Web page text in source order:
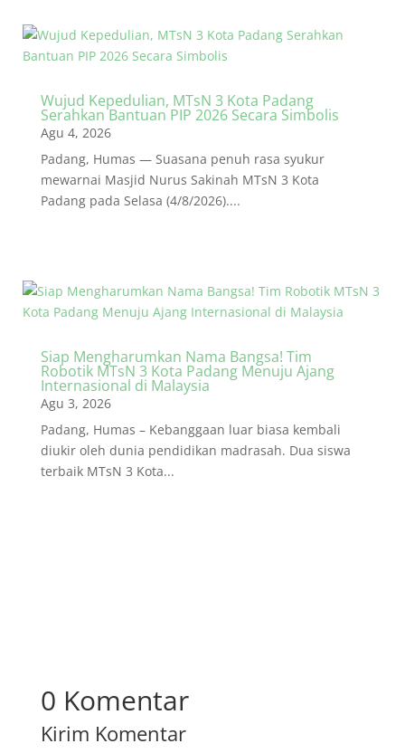
Wujud Kepedulian, MTsN 3 Kota Padang
Serahkan Bantuan PIP 2026 Secara Simbolis
Agu 4, 2026
Padang, Humas — Suasana penuh rasa syukur
mewarnai Masjid Nurus Sakinah MTsN 3 Kota
Padang pada Selasa (4/8/2026)....
Siap Mengharumkan Nama Bangsa! Tim
Robotik MTsN 3 Kota Padang Menuju Ajang
Internasional di Malaysia
Agu 3, 2026
Padang, Humas – Kebanggaan luar biasa kembali
diukir oleh dunia pendidikan madrasah. Dua siswa
terbaik MTsN 3 Kota...
0 Komentar
Kirim Komentar